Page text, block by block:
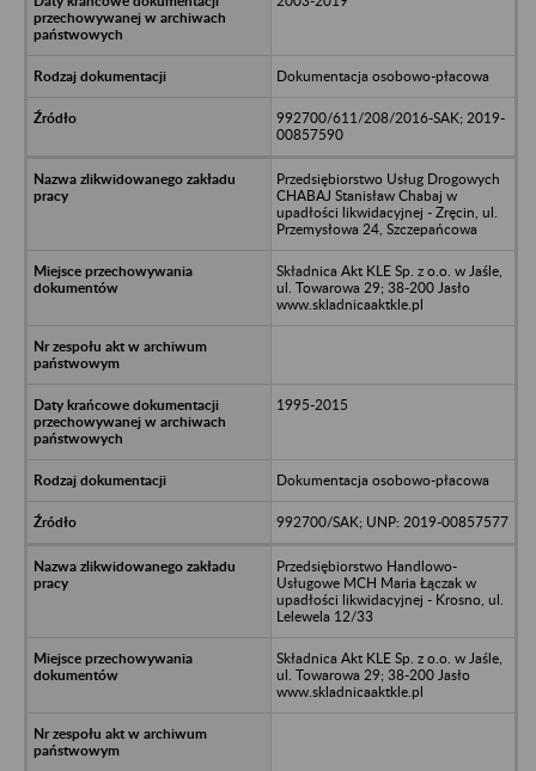
Dokumentacja osobowo-płacowa
992700/611/208/2016-SAK; 2019-
00857590
Przedsiębiorstwo Usług Drogowych
CHABAJ Stanisław Chabaj w
upadłości likwidacyjnej - Zręcin, ul.
Przemysłowa 24, Szczepańcowa
Składnica Akt KLE Sp. z o.o. w Jaśle,
ul. Towarowa 29; 38-200 Jasło
www.skladnicaaktkle.pl
1995-2015
Dokumentacja osobowo-płacowa
992700/SAK; UNP: 2019-00857577
Przedsiębiorstwo Handlowo-
Usługowe MCH Maria Łączak w
upadłości likwidacyjnej - Krosno, ul.
Lelewela 12/33
Składnica Akt KLE Sp. z o.o. w Jaśle,
ul. Towarowa 29; 38-200 Jasło
www.skladnicaaktkle.pl